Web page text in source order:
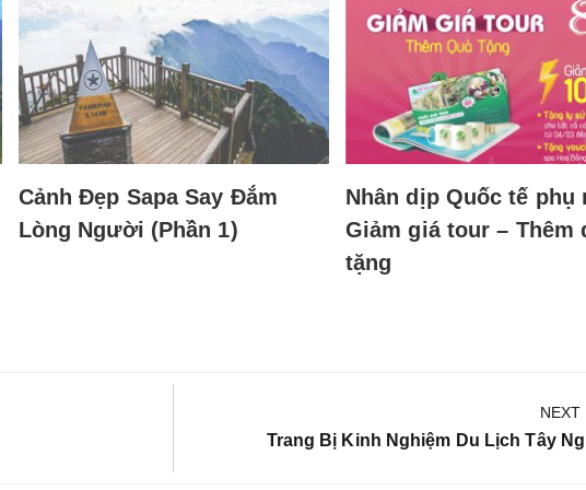
Cảnh Đẹp Sapa Say Đắm
Lòng Người (Phần 1)
Nhân dịp Quốc tế phụ
Giảm giá tour – Thêm
tặng
NEXT
Next
Trang Bị Kinh Nghiệm Du Lịch Tây